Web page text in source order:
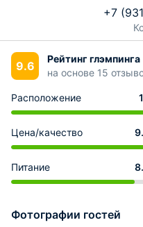
+7
9.6
Рейтинг глэмпинга
на основе 15
Расположение
Цена/качество
Питание
Фотографии гостей